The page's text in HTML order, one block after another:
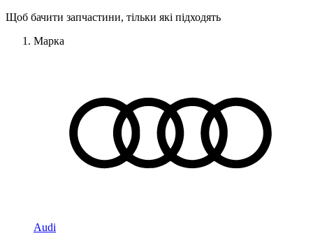
Щоб бачити запчастини, тільки які підходять
Марка
Audi